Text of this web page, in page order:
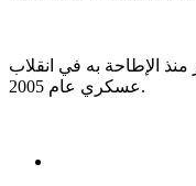
الإطاحة به في انقلاب
عسكري عام 2005.